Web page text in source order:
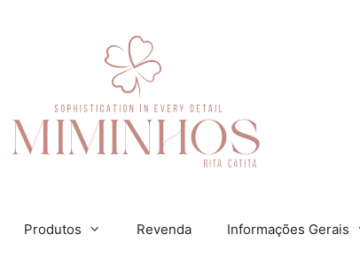
Produtos Revenda Informações Gerais